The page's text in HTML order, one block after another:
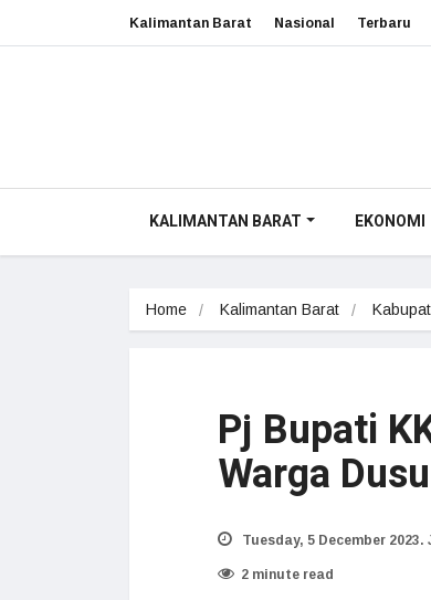
Kalimantan Barat Nasional Terbaru
KALIMANTAN BARAT EKONOMI
Home Kalimantan Barat
Pj Bupati
Warga
Tuesday, 5 December 2023.
2 minute read